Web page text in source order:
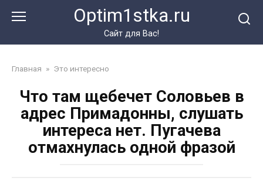
Optim1stka.ru
Сайт для Вас!
Главная » Это интересно
Что там щебечет Соловьев в
адрес Примадонны, слушать
интереса нет. Пугачева
отмахнулась одной фразой